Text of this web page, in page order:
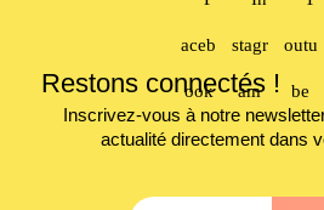
Restons connectés !
Inscrivez-vous à notre
actualité directement dans